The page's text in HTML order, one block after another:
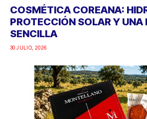
COSMÉTICA COREANA:
PROTECCIÓN SOLAR Y UNA
SENCILLA
30 JULIO, 2026